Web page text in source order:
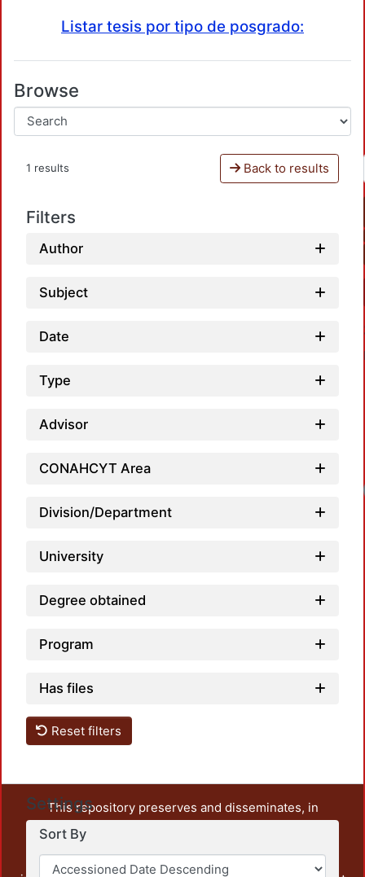
Listar tesis por tipo de posgrado:
Browse
1 results Back to results
Filters
Author
Subject
Date
Type
Advisor
CONAHCYT Area
Division/Department
University
Degree obtained
Program
Has files
Reset filters
Settings
Sort By
This repository preserves and disseminates, in
unrestricted open access, the teaching and research
output of UAM Azcapotzalco. It also includes some
administrative and graphic documents from the